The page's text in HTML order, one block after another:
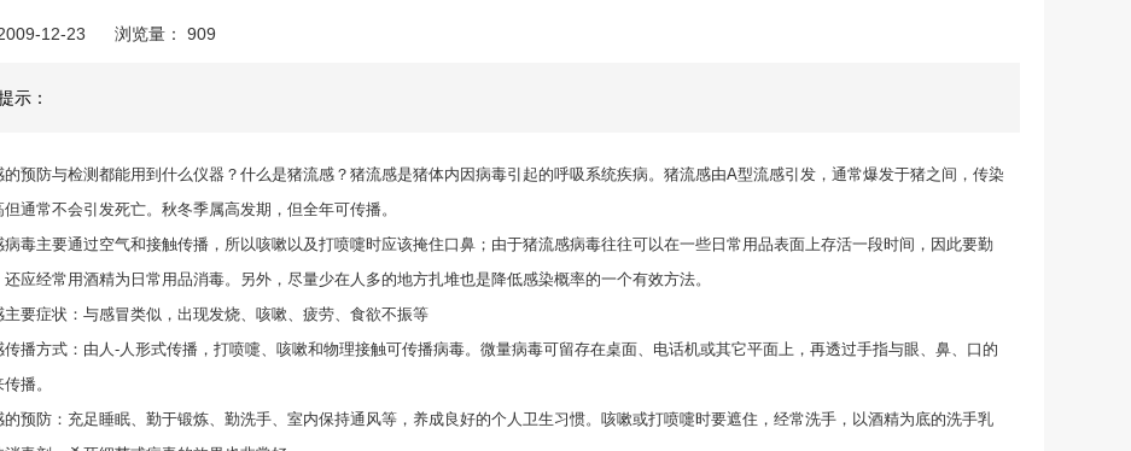
12-23 浏览量： 909
示：
的预防与检测都能用到什么仪器 ？什么是猪流感？猪流感是猪体内因病毒引起的呼吸系统疾病。猪流感由A型流感引发，通常爆发于猪之间，传染
但通常不会引发死亡。秋冬季属高发期，但全年可传播。
病毒主要通过空气和接触传播，所以咳嗽以及打喷嚏时应该掩住口鼻；由于猪流感病毒往往可以在一些日常用品表面上存活一段时间，因此要勤
还应经常用酒精为日常用品消毒。另外，尽量少在人多的地方扎堆也是降低感染概率的一个有效方法。
主要症状：与感冒类似，出现发烧、咳嗽、疲劳、食欲不振等
传播方式：由人-人形式传播，打喷嚏、咳嗽和物理接触可传播病毒。微量病毒可留存在桌面、电话机或其它平面上，再透过手指与眼、鼻、口的
播。
的预防：充足睡眠、勤于锻炼、勤洗手、室内保持通风等，养成良好的个人卫生习惯。咳嗽或打喷嚏时要遮住，经常洗手，以酒精为底的洗手乳